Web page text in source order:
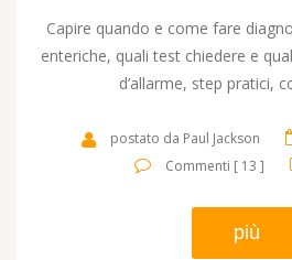
Capire quando e come fare
enteriche, quali test chiedere e
d’allarme, step pratici,
postato da Paul Jackson
Commenti [ 13 ]
più